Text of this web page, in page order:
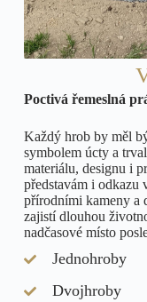
Poctivá řemeslná
Každý hrob by měl
symbolem úcty a
materiálu, designu i
představám i odkazu
přírodními kameny a
zajistí dlouhou
nadčasové místo
Jednohroby
Dvojhroby